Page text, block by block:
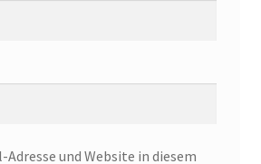
Adresse und Website in diesem